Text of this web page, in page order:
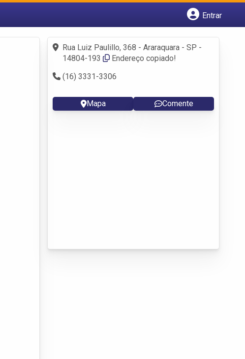
Entrar
Fazer login
Criar conta
Rua Luiz Paulillo, 368 - Araraquara - SP -
14804-193
Endereço copiado!
(16) 3331-3306
Mapa Comente